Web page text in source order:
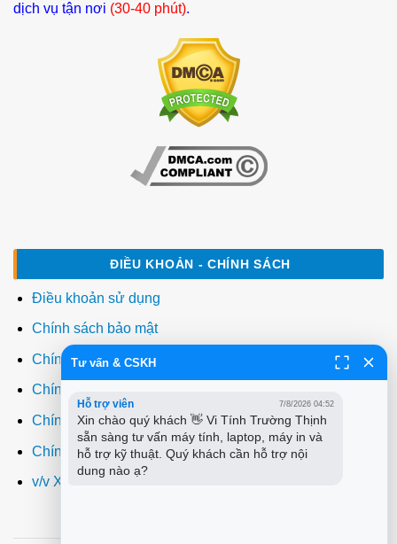
dịch vụ tận nơi (30-40 phút).
ĐIỀU KHOẢN - CHÍNH SÁCH
Điều khoản sử dụng
Chính sách bảo mật
Chính sách thanh toán
Chính sách giao hàng
Chính sách đổi trả
Chính sách bảo hành
v/v Xuất hóa đơn đỏ VAT
Tư vấn & CSKH
Hỗ trợ viên 7/8/2026 04:52
Xin chào quý khách 👋 Vi Tính Trường Thịnh
sẵn sàng tư vấn máy tính, laptop, máy in và
hỗ trợ kỹ thuật. Quý khách cần hỗ trợ nội
dung nào ạ?